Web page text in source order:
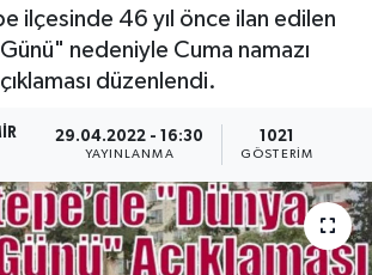
ilçesinde 46 yıl önce ilan edilen
nedeniyle Cuma namazı
düzenlendi.
29.04.2022 - 16:30
YAYINLANMA
1021
GÖSTERIM
Durumu ve Fikstür